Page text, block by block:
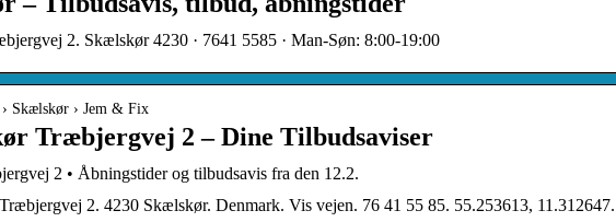
2. Skælskør 4230 · 7641 5585 · Man-Søn: 8:00-19:00
Skælskør › Jem & Fix
Træbjergvej 2 – Dine Tilbudsaviser
2 • Åbningstider og tilbudsavis fra den 12.2.
2. 4230 Skælskør. Denmark. Vis vejen. 76 41 55 85. 55.253613,